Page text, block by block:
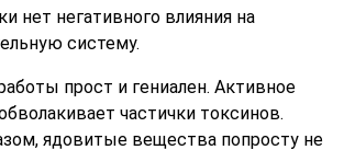
нет негативного влияния на
систему.
прост и гениален. Активное
частички токсинов.
ядовитые вещества попросту не